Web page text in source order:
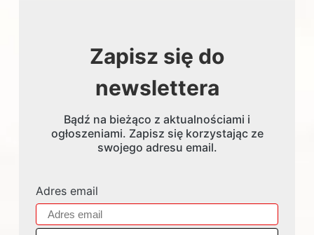
Zapisz się do
newslettera
Bądź na bieżąco z aktualnościami i
ogłoszeniami. Zapisz się korzystając ze
swojego adresu email.
Adres email